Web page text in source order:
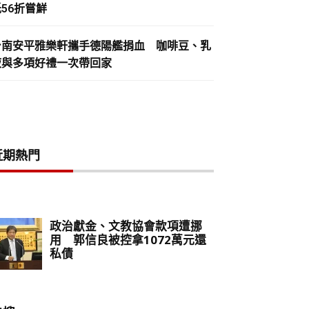
折嘗鮮
安平雅樂軒攜手德陽艦捐血 咖啡豆、乳
多項好禮一次帶回家
熱門